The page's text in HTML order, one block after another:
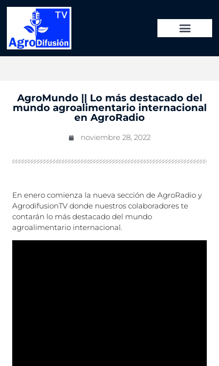
AgroMundo || Lo más destacado del
mundo agroalimentario internacional
en AgroRadio
noviembre 28, 2022
En enero comienza la nueva sección de AgroRadio y
AgrodifusionTV donde nuestros colaboradores te
contarán lo más destacado del mundo
agroalimentario internacional.